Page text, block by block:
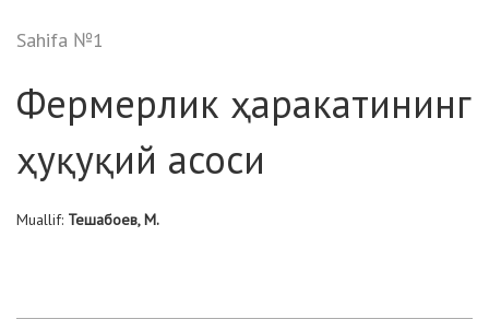
Sahifa №1
Фермерлик ҳаракатининг
ҳуқуқий асоси
Muallif: Тешабоев, М.